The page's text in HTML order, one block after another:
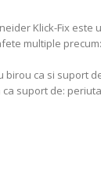
Klick-Fix este
multiple
birou ca si suport
suport de: